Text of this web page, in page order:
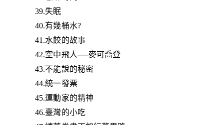
39.失眠
40.有幾桶水?
41.水餃的故事
42.空中飛人──麥可喬登
43.不能說的秘密
44.統一發票
45.運動家的精神
46.臺灣的小吃